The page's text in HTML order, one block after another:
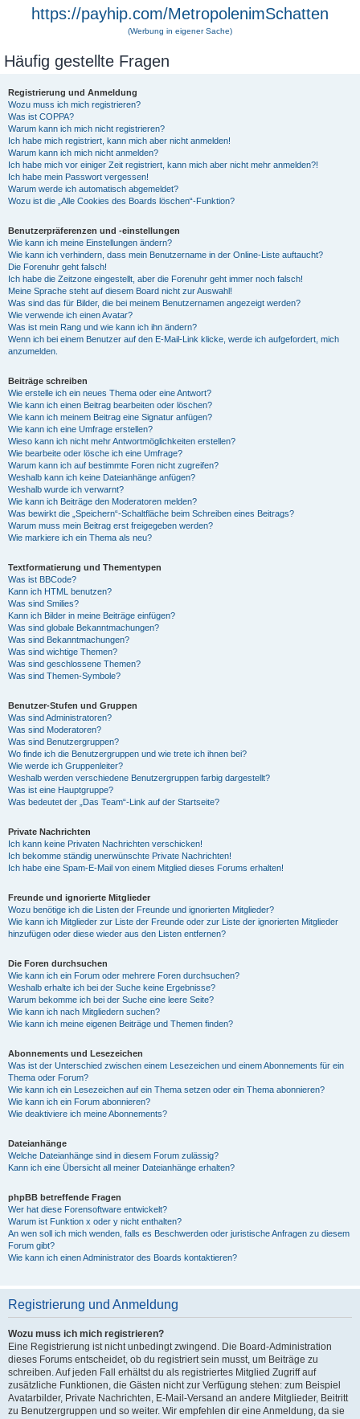
https://payhip.com/MetropolenimSchatten
(Werbung in eigener Sache)
Häufig gestellte Fragen
Registrierung und Anmeldung
Wozu muss ich mich registrieren?
Was ist COPPA?
Warum kann ich mich nicht registrieren?
Ich habe mich registriert, kann mich aber nicht anmelden!
Warum kann ich mich nicht anmelden?
Ich habe mich vor einiger Zeit registriert, kann mich aber nicht mehr anmelden?!
Ich habe mein Passwort vergessen!
Warum werde ich automatisch abgemeldet?
Wozu ist die „Alle Cookies des Boards löschen“-Funktion?
Benutzerpräferenzen und -einstellungen
Wie kann ich meine Einstellungen ändern?
Wie kann ich verhindern, dass mein Benutzername in der Online-Liste auftaucht?
Die Forenuhr geht falsch!
Ich habe die Zeitzone eingestellt, aber die Forenuhr geht immer noch falsch!
Meine Sprache steht auf diesem Board nicht zur Auswahl!
Was sind das für Bilder, die bei meinem Benutzernamen angezeigt werden?
Wie verwende ich einen Avatar?
Was ist mein Rang und wie kann ich ihn ändern?
Wenn ich bei einem Benutzer auf den E-Mail-Link klicke, werde ich aufgefordert, mich
anzumelden.
Beiträge schreiben
Wie erstelle ich ein neues Thema oder eine Antwort?
Wie kann ich einen Beitrag bearbeiten oder löschen?
Wie kann ich meinem Beitrag eine Signatur anfügen?
Wie kann ich eine Umfrage erstellen?
Wieso kann ich nicht mehr Antwortmöglichkeiten erstellen?
Wie bearbeite oder lösche ich eine Umfrage?
Warum kann ich auf bestimmte Foren nicht zugreifen?
Weshalb kann ich keine Dateianhänge anfügen?
Weshalb wurde ich verwarnt?
Wie kann ich Beiträge den Moderatoren melden?
Was bewirkt die „Speichern“-Schaltfläche beim Schreiben eines Beitrags?
Warum muss mein Beitrag erst freigegeben werden?
Wie markiere ich ein Thema als neu?
Textformatierung und Thementypen
Was ist BBCode?
Kann ich HTML benutzen?
Was sind Smilies?
Kann ich Bilder in meine Beiträge einfügen?
Was sind globale Bekanntmachungen?
Was sind Bekanntmachungen?
Was sind wichtige Themen?
Was sind geschlossene Themen?
Was sind Themen-Symbole?
Benutzer-Stufen und Gruppen
Was sind Administratoren?
Was sind Moderatoren?
Was sind Benutzergruppen?
Wo finde ich die Benutzergruppen und wie trete ich ihnen bei?
Wie werde ich Gruppenleiter?
Weshalb werden verschiedene Benutzergruppen farbig dargestellt?
Was ist eine Hauptgruppe?
Was bedeutet der „Das Team“-Link auf der Startseite?
Private Nachrichten
Ich kann keine Privaten Nachrichten verschicken!
Ich bekomme ständig unerwünschte Private Nachrichten!
Ich habe eine Spam-E-Mail von einem Mitglied dieses Forums erhalten!
Freunde und ignorierte Mitglieder
Wozu benötige ich die Listen der Freunde und ignorierten Mitglieder?
Wie kann ich Mitglieder zur Liste der Freunde oder zur Liste der ignorierten Mitglieder
hinzufügen oder diese wieder aus den Listen entfernen?
Die Foren durchsuchen
Wie kann ich ein Forum oder mehrere Foren durchsuchen?
Weshalb erhalte ich bei der Suche keine Ergebnisse?
Warum bekomme ich bei der Suche eine leere Seite?
Wie kann ich nach Mitgliedern suchen?
Wie kann ich meine eigenen Beiträge und Themen finden?
Abonnements und Lesezeichen
Was ist der Unterschied zwischen einem Lesezeichen und einem Abonnements für ein
Thema oder Forum?
Wie kann ich ein Lesezeichen auf ein Thema setzen oder ein Thema abonnieren?
Wie kann ich ein Forum abonnieren?
Wie deaktiviere ich meine Abonnements?
Dateianhänge
Welche Dateianhänge sind in diesem Forum zulässig?
Kann ich eine Übersicht all meiner Dateianhänge erhalten?
phpBB betreffende Fragen
Wer hat diese Forensoftware entwickelt?
Warum ist Funktion x oder y nicht enthalten?
An wen soll ich mich wenden, falls es Beschwerden oder juristische Anfragen zu diesem
Forum gibt?
Wie kann ich einen Administrator des Boards kontaktieren?
Registrierung und Anmeldung
Wozu muss ich mich registrieren?
Eine Registrierung ist nicht unbedingt zwingend. Die Board-Administration
dieses Forums entscheidet, ob du registriert sein musst, um Beiträge zu
schreiben. Auf jeden Fall erhältst du als registriertes Mitglied Zugriff auf
zusätzliche Funktionen, die Gästen nicht zur Verfügung stehen: zum Beispiel
Avatarbilder, Private Nachrichten, E-Mail-Versand an andere Mitglieder, Beitritt
zu Benutzergruppen und so weiter. Wir empfehlen dir eine Anmeldung, da sie